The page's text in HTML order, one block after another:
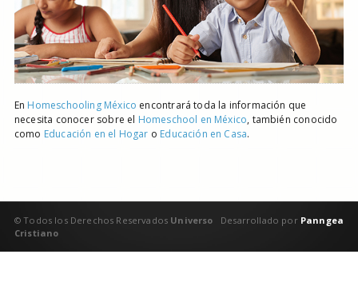
En Homeschooling México encontrará toda la información que
necesita conocer sobre el Homeschool en México, también conocido
como Educación en el Hogar o Educación en Casa.
Desarrollado porPanngea
© Todos los Derechos Reservados Universo
Cristiano